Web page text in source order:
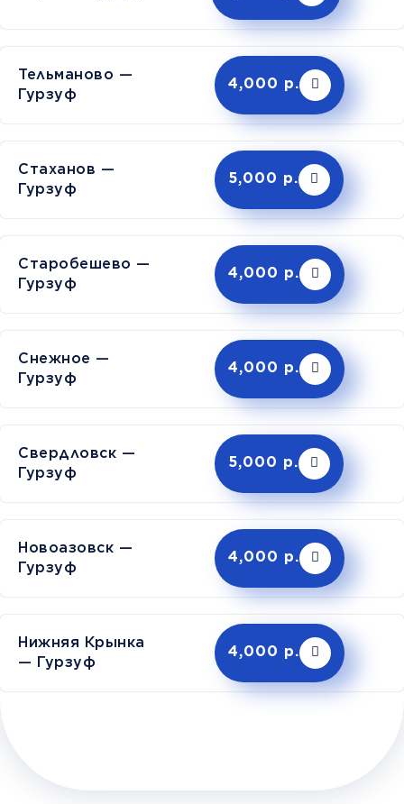
Тельманово —
Гурзуф
4,000 р.
Стаханов —
Гурзуф
5,000 р.
Старобешево —
Гурзуф
4,000 р.
Снежное —
Гурзуф
4,000 р.
Свердловск —
Гурзуф
5,000 р.
Новоазовск —
Гурзуф
4,000 р.
Нижняя Крынка
— Гурзуф
4,000 р.